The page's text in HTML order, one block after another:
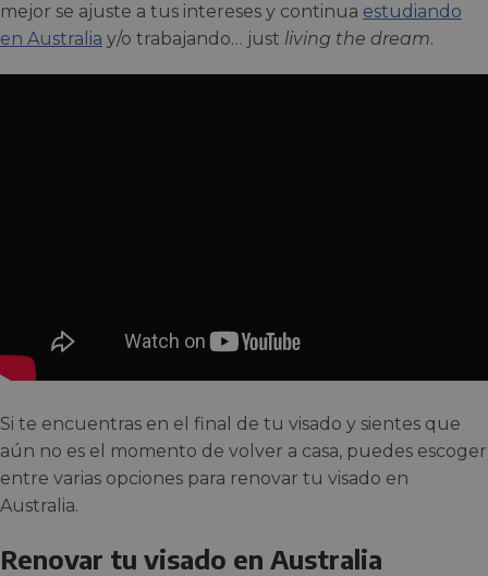
mejor se ajuste a tus intereses y continua estudiando
en Australia y/o trabajando… just living the dream.
Si te encuentras en el final de tu visado y sientes que
aún no es el momento de volver a casa, puedes escoger
entre varias opciones para renovar tu visado en
Australia.
Renovar tu visado en Australia